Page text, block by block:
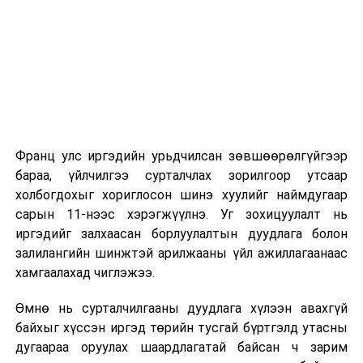
2026 оны 9 дүгээр сарын 13-наас оюутнуудыг
дотуур байранд оруулж эхэлнэ.
Сургууль, цэцэрлэгийн үйл ажиллагааны
зохицуулалт
2026 оны 8 дугаар сарын 17–28-ны өдрүүдэд
байранд элсэлт, бүртгэл болон бусад аливаа
арга хэмжээ зохион байгуулахгүй болно.
Франц улс иргэдийн урьдчилсан зөвшөөрөлгүйгээр
бараа, үйлчилгээ сурталчлах зорилгоор утсаар
холбогдохыг хориглосон шинэ хуулийг наймдугаар
сарын 11-нээс хэрэгжүүлнэ. Уг зохицуулалт нь
иргэдийг залхаасан борлуулалтын дуудлага болон
залилангийн шинжтэй арилжааны үйл ажиллагаанаас
хамгаалахад чиглэжээ.
Өмнө нь сурталчилгааны дуудлага хүлээн авахгүй
байхыг хүссэн иргэд төрийн тусгай бүртгэлд утасны
дугаараа оруулах шаардлагатай байсан ч зарим